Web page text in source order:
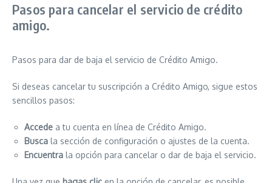
Pasos para cancelar el servicio de crédito
amigo.
Pasos para dar de baja el servicio de Crédito Amigo.
Si deseas cancelar tu suscripción a Crédito Amigo, sigue estos
sencillos pasos:
Accede a tu cuenta en línea de Crédito Amigo.
Busca la sección de configuración o ajustes de la cuenta.
Encuentra la opción para cancelar o dar de baja el servicio.